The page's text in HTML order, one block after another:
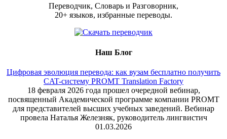
Переводчик, Словарь и Разговорник,
20+ языков, избранные переводы.
Наш Блог
Цифровая эволюция перевода: как вузам бесплатно получить
CAT-систему PROMT Translation Factory
18 февраля 2026 года прошел очередной вебинар,
посвященный Академической программе компании PROMT
для представителей высших учебных заведений. Вебинар
провела Наталья Железняк, руководитель лингвистич
01.03.2026